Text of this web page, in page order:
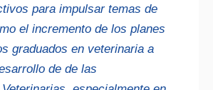
para impulsar temas de
el incremento de los planes
graduados en veterinaria a
de de las